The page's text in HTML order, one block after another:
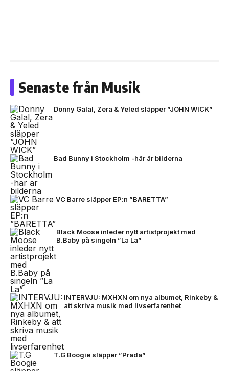
Senaste från Musik
Donny Galal, Zera & Yeled släpper ”JOHN WICK”
Bad Bunny i Stockholm -här är bilderna
VC Barre släpper EP:n ”BARETTA”
Black Moose inleder nytt artistprojekt med
B.Baby på singeln ”La La”
INTERVJU: MXHXN om nya albumet, Rinkeby &
att skriva musik med livserfarenhet
T.G Boogie släpper ”Prada”